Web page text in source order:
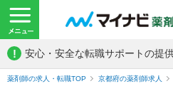
! 安心・安全な転職サポートの提
薬剤師の求人・転職TOP 京都府の薬剤師求人